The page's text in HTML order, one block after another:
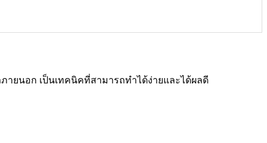
ายนอก เป็นเทคนิคที่สามารถทำได้ง่ายและได้ผลดี